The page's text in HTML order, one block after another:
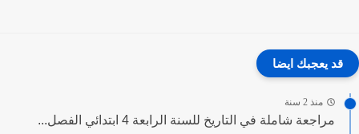
قد يعجبك ايضا
منذ 2 سنة
مراجعة شاملة في التاريخ للسنة الرابعة 4 ابتدائي الفصل...